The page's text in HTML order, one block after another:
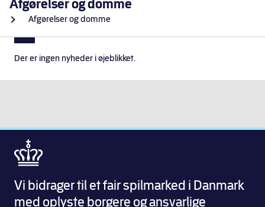
Afgørelser og domme
Afgørelser og domme
Der er ingen nyheder i øjeblikket.
Vi bidrager til et fair spilmarked i Danmark
med oplyste borgere og ansvarlige